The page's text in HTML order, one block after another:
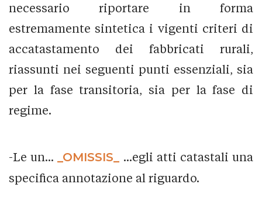
necessario riportare in forma
estremamente sintetica i vigenti criteri di
accatastamento dei fabbricati rurali,
riassunti nei seguenti punti essenziali, sia
per la fase transitoria, sia per la fase di
regime.
-Le un... _OMISSIS_
...egli atti catastali una
specifica annotazione al riguardo.